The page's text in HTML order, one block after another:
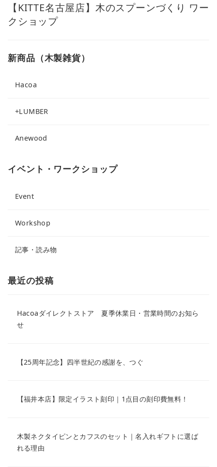
【KITTE名古屋店】木のスプーンづくり ワー
クショップ
新商品（木製雑貨）
Hacoa
+LUMBER
Anewood
イベント・ワークショップ
Event
Workshop
記事・読み物
最近の投稿
Hacoaダイレクトストア 夏季休業日・営業時間のお知ら
せ
【25周年記念】四半世紀の感謝を、つぐ
【福井本店】限定イラスト刻印｜1点目の刻印費無料！
木製ネクタイピンとカフスのセット｜名入れギフトに選ば
れる理由